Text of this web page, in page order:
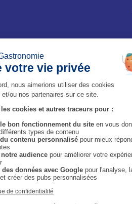
Le Magazine
Qui sommes-nous ?
Mentions légales
Politique de confidentialité
Accessibilité : site non conforme